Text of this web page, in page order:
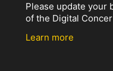
Please update your
of the Digital
Learn more